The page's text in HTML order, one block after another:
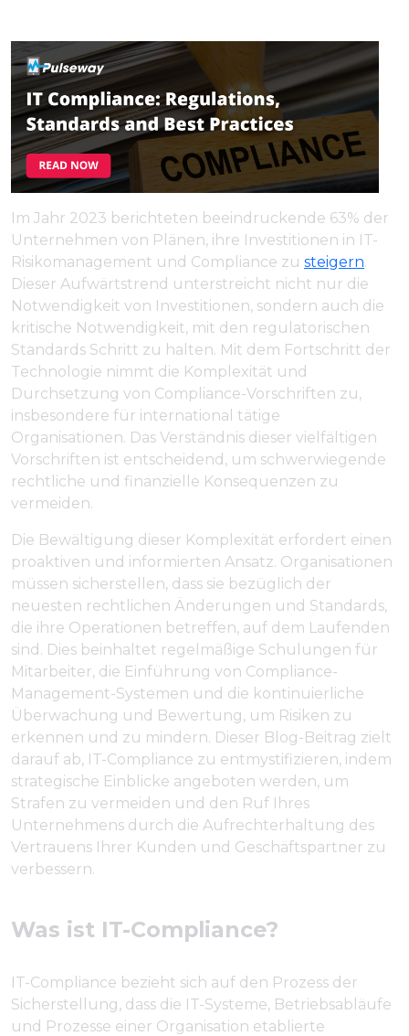
Im Jahr 2023 berichteten beeindruckende 63% der
Unternehmen von Plänen, ihre Investitionen in IT-
Risikomanagement und Compliance zu steigern.
Dieser Aufwärtstrend unterstreicht nicht nur die
Notwendigkeit von Investitionen, sondern auch die
kritische Notwendigkeit, mit den regulatorischen
Standards Schritt zu halten. Mit dem Fortschritt der
Technologie nimmt die Komplexität und
Durchsetzung von Compliance-Vorschriften zu,
insbesondere für international tätige
Organisationen. Das Verständnis dieser vielfältigen
Vorschriften ist entscheidend, um schwerwiegende
rechtliche und finanzielle Konsequenzen zu
vermeiden.
Die Bewältigung dieser Komplexität erfordert einen
proaktiven und informierten Ansatz. Organisationen
müssen sicherstellen, dass sie bezüglich der
neuesten rechtlichen Änderungen und Standards,
die ihre Operationen betreffen, auf dem Laufenden
sind. Dies beinhaltet regelmäßige Schulungen für
Mitarbeiter, die Einführung von Compliance-
Management-Systemen und die kontinuierliche
Überwachung und Bewertung, um Risiken zu
erkennen und zu mindern. Dieser Blog-Beitrag zielt
darauf ab, IT-Compliance zu entmystifizieren, indem
strategische Einblicke angeboten werden, um
Strafen zu vermeiden und den Ruf Ihres
Unternehmens durch die Aufrechterhaltung des
Vertrauens Ihrer Kunden und Geschäftspartner zu
verbessern.
Was ist IT-Compliance?
IT-Compliance bezieht sich auf den Prozess der
Sicherstellung, dass die IT-Systeme, Betriebsabläufe
und Prozesse einer Organisation etablierte